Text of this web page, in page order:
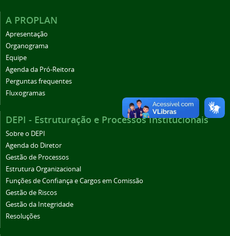
A PROPLAN
Apresentação
Organograma
Equipe
Agenda da Pró-Reitora
Perguntas frequentes
Fluxogramas
DEPI - Estruturação e Processos Institucionais
Sobre o DEPI
Agenda do Diretor
Gestão de Processos
Estrutura Organizacional
Funções de Confiança e Cargos em Comissão
Gestão de Riscos
Gestão da Integridade
Resoluções